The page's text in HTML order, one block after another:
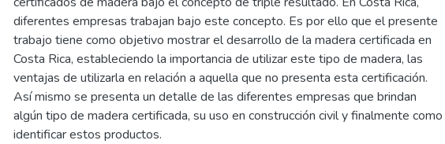
diferentes empresas trabajan bajo este concepto. Es por ello que el presente
trabajo tiene como objetivo mostrar el desarrollo de la madera certificada en
Costa Rica, estableciendo la importancia de utilizar este tipo de madera, las
ventajas de utilizarla en relación a aquella que no presenta esta certificación.
Así mismo se presenta un detalle de las diferentes empresas que brindan
algún tipo de madera certificada, su uso en construcción civil y finalmente como
identificar estos productos.